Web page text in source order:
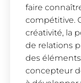
faire
compétitive.
créativité, la
de relations
des
concepteur